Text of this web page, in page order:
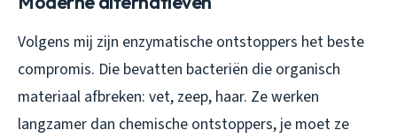
Volgens mij zijn enzymatische ontstoppers het beste
compromis. Die bevatten bacteriën die organisch
materiaal afbreken: vet, zeep, haar. Ze werken
langzamer dan chemische ontstoppers, je moet ze